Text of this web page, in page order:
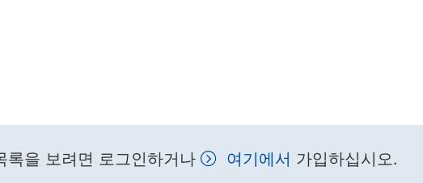
록을 보려면 로그인하거나 여기에서 가입하십시오.